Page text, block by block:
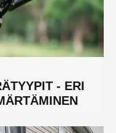
- ERI